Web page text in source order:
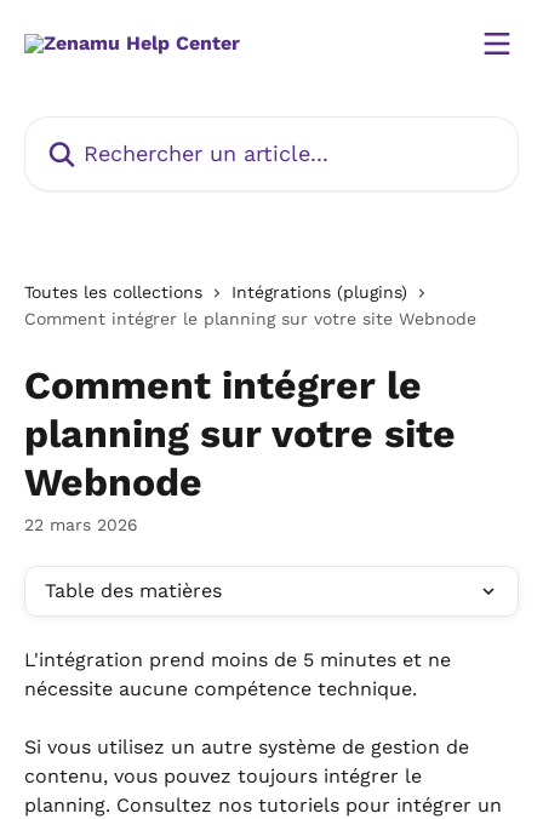
Toutes les collections
Intégrations (plugins)
Comment intégrer le planning sur votre site Webnode
Comment intégrer le
planning sur votre site
Webnode
22 mars 2026
Table des matières
L'intégration prend moins de 5 minutes et ne
nécessite aucune compétence technique.
Si vous utilisez un autre système de gestion de
contenu, vous pouvez toujours intégrer le
planning. Consultez nos tutoriels pour intégrer un